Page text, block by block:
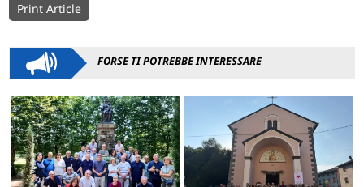
Print Article
FORSE TI POTREBBE INTERESSARE